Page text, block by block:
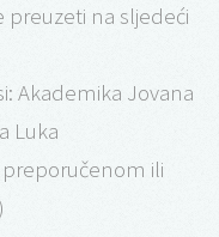
preuzeti na sljedeći
Akademika Jovana
Luka
ili